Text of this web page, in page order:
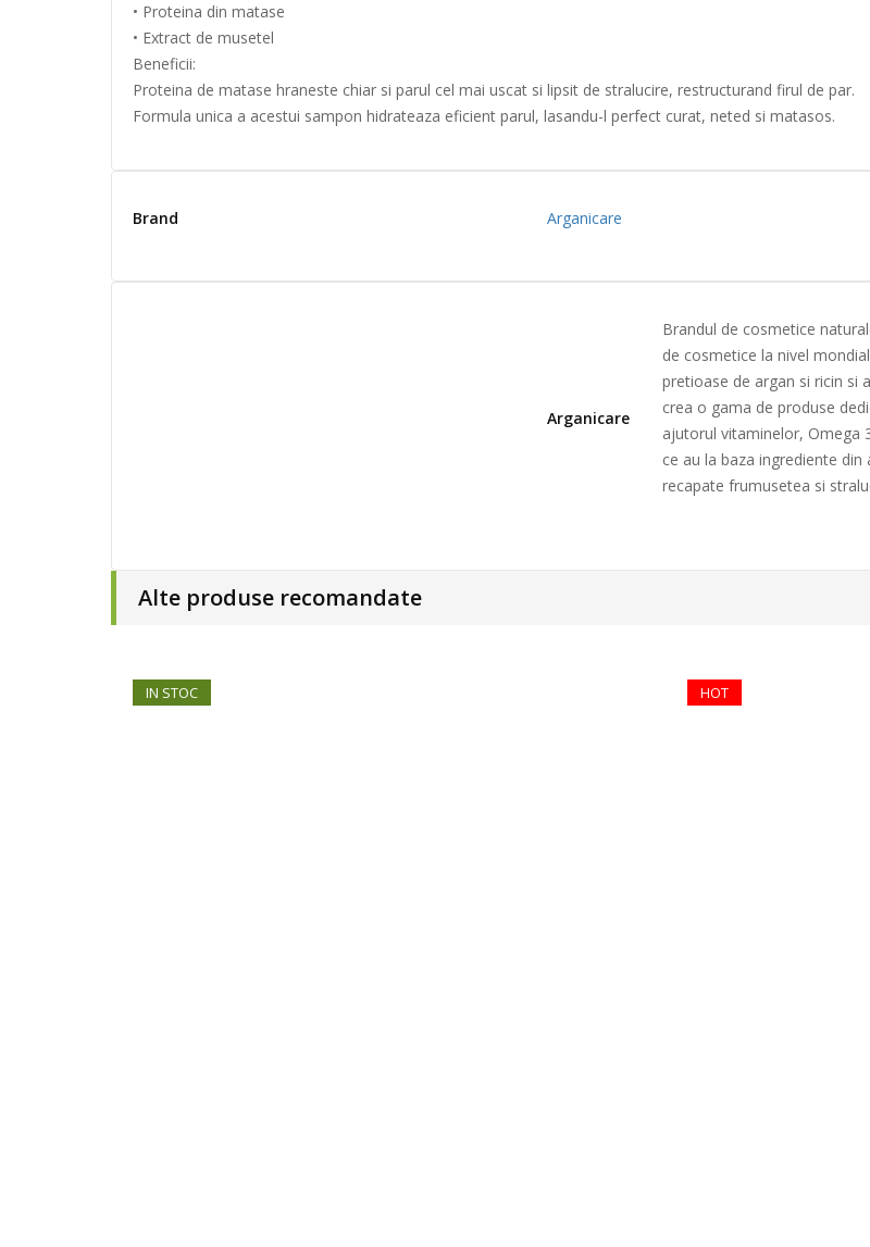
• Proteina din matase
• Extract de musetel
Beneficii:
Proteina de matase hraneste chiar si parul cel mai uscat si lipsit de stralucire, restructurand firul de par.
Formula unica a acestui sampon hidrateaza eficient parul, lasandu-l perfect curat, neted si matasos.
Brand Arganicare
Arganicare
Brandul de cosmetice
de cosmetice la nivel
pretioase de argan si ricin si
crea o gama de produse
ajutorul vitaminelor, Omega
ce au la baza ingrediente
recapate frumusetea si
Alte produse recomandate
HOT
IN STOC